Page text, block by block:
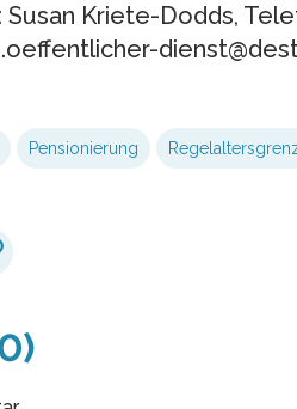
Kriete-Dodds,
Pensionierung